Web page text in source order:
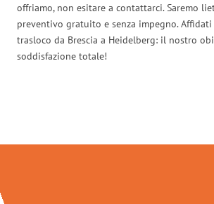
offriamo, non esitare a contattarci. Saremo
preventivo gratuito e senza impegno.
trasloco da Brescia a Heidelberg: il nostro
soddisfazione totale!